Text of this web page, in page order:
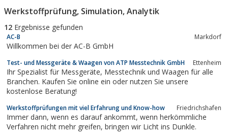
Werkstoffprüfung, Simulation, Analytik
12 Ergebnisse gefunden
AC-B Markdorf
Willkommen bei der AC-B GmbH
Test- und Messgeräte & Waagen von ATP Messtechnik GmbH Ettenheim
Ihr Spezialist für Messgeräte, Messtechnik und Waagen für alle
Branchen. Kaufen Sie online ein oder nutzen Sie unsere
kostenlose Beratung!
Werkstoffprüfungen mit viel Erfahrung und Know-how Friedrichshafen
Immer dann, wenn es darauf ankommt, wenn herkömmliche
Verfahren nicht mehr greifen, bringen wir Licht ins Dunkle.